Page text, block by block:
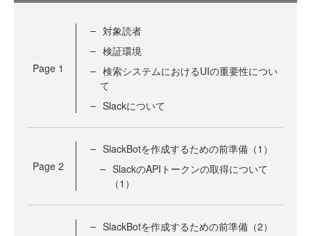
Page 1
対象読者
検証環境
検索システムにおけるUIの重要性につい
て
Slackについて
Page 2
SlackBotを作成するための前準備（1）
SlackのAPIトークンの取得について
（1）
SlackBotを作成するための前準備（2）